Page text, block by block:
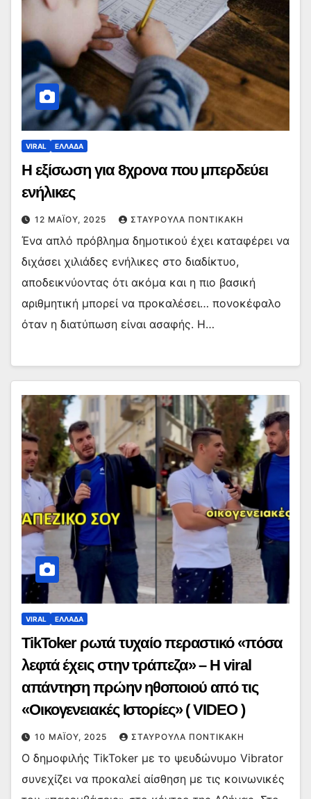
VIRAL ΕΛΛΑΔΑ
Η εξίσωση για 8χρονα που μπερδεύει
ενήλικες
12 ΜΑΪ́ΟΥ, 2025 ΣΤΑΥΡΟΎΛΑ ΠΟΝΤΙΚΆΚΗ
Ένα απλό πρόβλημα δημοτικού έχει καταφέρει να
διχάσει χιλιάδες ενήλικες στο διαδίκτυο,
αποδεικνύοντας ότι ακόμα και η πιο βασική
αριθμητική μπορεί να προκαλέσει… πονοκέφαλο
όταν η διατύπωση είναι ασαφής. Η…
VIRAL ΕΛΛΑΔΑ
TikToker ρωτά τυχαίο περαστικό «πόσα
λεφτά έχεις στην τράπεζα» – Η viral
απάντηση πρώην ηθοποιού από τις
«Οικογενειακές Ιστορίες» ( VIDEO )
10 ΜΑΪ́ΟΥ, 2025 ΣΤΑΥΡΟΎΛΑ ΠΟΝΤΙΚΆΚΗ
Ο δημοφιλής TikToker με το ψευδώνυμο Vibrator
συνεχίζει να προκαλεί αίσθηση με τις κοινωνικές